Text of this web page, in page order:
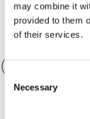
may combine it
provided to them
of their services.
Consent
Selection
Necessary